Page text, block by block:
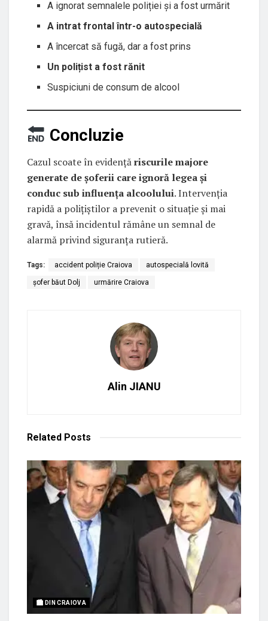
A ignorat semnalele poliției și a fost urmărit
A intrat frontal într-o autospecială
A încercat să fugă, dar a fost prins
Un polițist a fost rănit
Suspiciuni de consum de alcool
Concluzie
Cazul scoate în evidențăriscurile majore
generate de șoferii care ignoră legea și
conduc sub influența alcoolului. Intervenția
rapidă a polițiștilor a prevenit o situație și mai
gravă, însă incidentul rămâne un semnal de
alarmă privind siguranța rutieră.
Tags: accident poliție Craiova autospecială lovită
șofer băut Dolj urmărire Craiova
Alin JIANU
Related Posts
🏙 DIN CRAIOVA